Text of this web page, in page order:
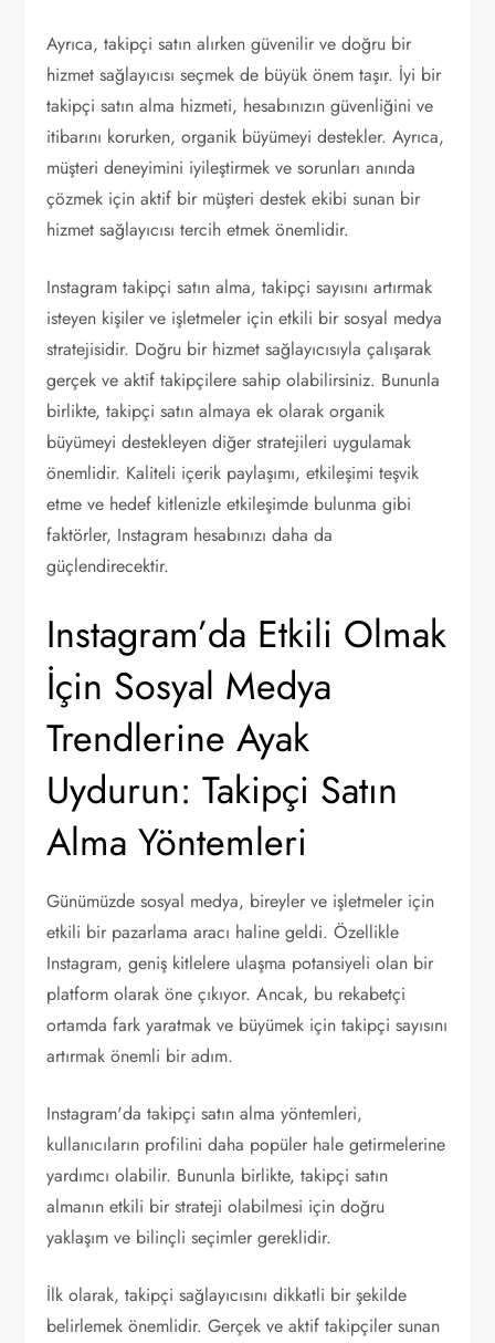
Ayrıca, takipçi satın alırken güvenilir ve doğru bir
hizmet sağlayıcısı seçmek de büyük önem taşır. İyi bir
takipçi satın alma hizmeti, hesabınızın güvenliğini ve
itibarını korurken, organik büyümeyi destekler. Ayrıca,
müşteri deneyimini iyileştirmek ve sorunları anında
çözmek için aktif bir müşteri destek ekibi sunan bir
hizmet sağlayıcısı tercih etmek önemlidir.
Instagram takipçi satın alma, takipçi sayısını artırmak
isteyen kişiler ve işletmeler için etkili bir sosyal medya
stratejisidir. Doğru bir hizmet sağlayıcısıyla çalışarak
gerçek ve aktif takipçilere sahip olabilirsiniz. Bununla
birlikte, takipçi satın almaya ek olarak organik
büyümeyi destekleyen diğer stratejileri uygulamak
önemlidir. Kaliteli içerik paylaşımı, etkileşimi teşvik
etme ve hedef kitlenizle etkileşimde bulunma gibi
faktörler, Instagram hesabınızı daha da
güçlendirecektir.
Instagram’da Etkili Olmak
İçin Sosyal Medya
Trendlerine Ayak
Uydurun: Takipçi Satın
Alma Yöntemleri
Günümüzde sosyal medya, bireyler ve işletmeler için
etkili bir pazarlama aracı haline geldi. Özellikle
Instagram, geniş kitlelere ulaşma potansiyeli olan bir
platform olarak öne çıkıyor. Ancak, bu rekabetçi
ortamda fark yaratmak ve büyümek için takipçi sayısını
artırmak önemli bir adım.
Instagram'da takipçi satın alma yöntemleri,
kullanıcıların profilini daha popüler hale getirmelerine
yardımcı olabilir. Bununla birlikte, takipçi satın
almanın etkili bir strateji olabilmesi için doğru
yaklaşım ve bilinçli seçimler gereklidir.
İlk olarak, takipçi sağlayıcısını dikkatli bir şekilde
belirlemek önemlidir. Gerçek ve aktif takipçiler sunan